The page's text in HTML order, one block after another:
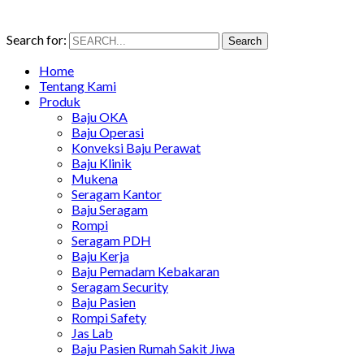
Search for: Search
Home
Tentang Kami
Produk
Baju OKA
Baju Operasi
Konveksi Baju Perawat
Baju Klinik
Mukena
Seragam Kantor
Baju Seragam
Rompi
Seragam PDH
Baju Kerja
Baju Pemadam Kebakaran
Seragam Security
Baju Pasien
Rompi Safety
Jas Lab
Baju Pasien Rumah Sakit Jiwa